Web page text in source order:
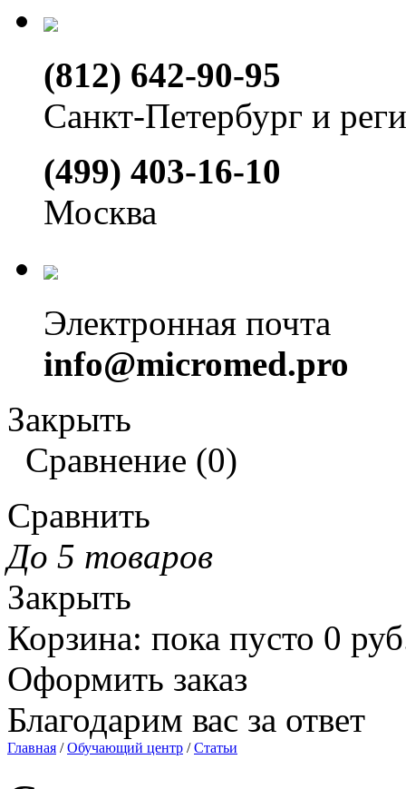
(812) 642-90-95
Санкт-Петербург и
(499) 403-16-10
Москва
Электронная почта
info@micromed.pro
Закрыть
Сравнение (0)
Сравнить
До 5 товаров
Закрыть
Корзина: пока пусто 0
Оформить заказ
Благодарим вас за ответ
Главная / Обучающий центр / Статьи